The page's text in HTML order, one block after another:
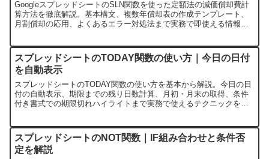
GoogleスプレッドシートのSLN関数を使った定額法の減価償却費計
算方法を徹底解説。基本構文、複数年償却表の作成テンプレート、
月割償却の応用、よくあるエラー対処法まで実務で即使える情報を
スプレッドシートのTODAY関数の使い方｜今日の日付
を自動表示
スプレッドシートのTODAY関数の使い方を基本から解説。今日の日
付の自動表示、期限までの残り日数計算、月初・月末の取得、条件
付き書式での期限切れハイライトまで実務で使えるテクニックを紹
スプレッドシートのNOT関数｜IF組み合わせと条件否
定を解説